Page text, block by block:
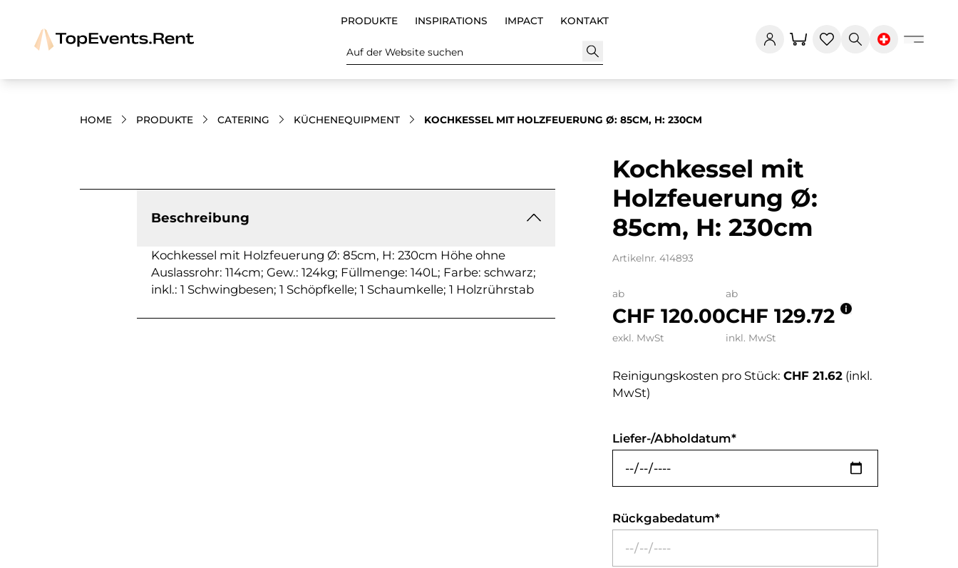
PRODUKTE INSPIRATIONS IMPACT KONTAKT
Auf der Website suchen
HOME PRODUKTE CATERING KÜCHENEQUIPMENT KOCHKESSEL MIT HOLZFEUERUNG Ø: 85CM, H: 230CM
Kochkessel mit
Holzfeuerung Ø:
85cm, H: 230cm
Artikelnr. 414893
ab
CHF 120.00
exkl. MwSt
ab
CHF 129.72
inkl. MwSt
Reinigungskosten pro Stück: CHF 21.62(inkl.
MwSt)
Liefer-/Abholdatum
Rückgabedatum
Beschreibung
Kochkessel mit Holzfeuerung Ø: 85cm, H: 230cm Höhe ohne
Auslassrohr: 114cm; Gew.: 124kg; Füllmenge: 140L; Farbe: schwarz;
inkl.: 1 Schwingbesen; 1 Schöpfkelle; 1 Schaumkelle; 1 Holzrührstab